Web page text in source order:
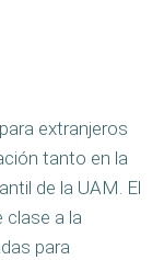
extranjeros
tanto en la
de la UAM. El
clase a la
para